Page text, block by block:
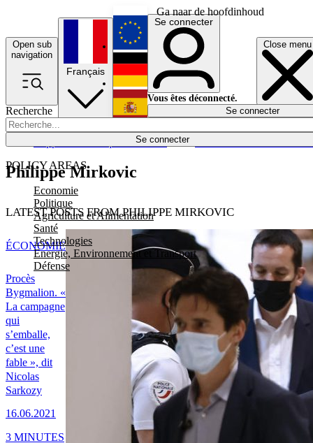
Ga naar de hoofdinhoud
Open sub
navigation
Close menu
Recherche
Se connecter
POLICY AREAS
Economie
Politique
Agriculture et Alimentation
Santé
Technologies
Energie, Environnement et Transport
Défense
Économie
Français
English
Deutsch
Español
Se connecter
Vous êtes déconnecté.
Se connecter
Philippe Mirkovic
LATEST POSTS FROM PHILIPPE MIRKOVIC
Procès
Bygmalion. «
La campagne
qui
s’emballe,
c’est une
fable », dit
Nicolas
Sarkozy
16.06.2021
ÉCONOMIE
3 MINUTES